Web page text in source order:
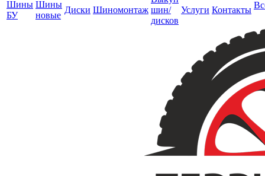
Шины
БУ
Шины
новые
Диски Шиномонтаж шин/
дисков
Услуги Контакты